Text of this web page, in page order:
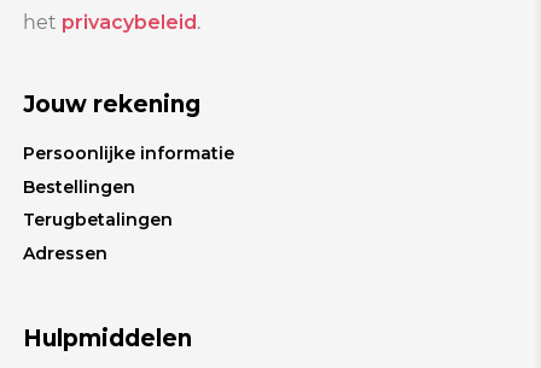
het privacybeleid.
Jouw rekening
Persoonlijke informatie
Bestellingen
Terugbetalingen
Adressen
Hulpmiddelen